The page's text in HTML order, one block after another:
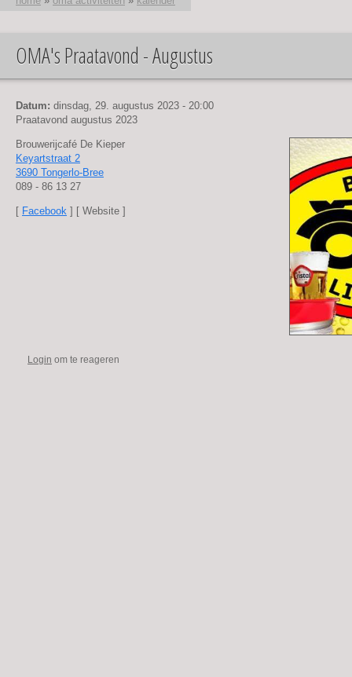
U bent hier
OMA's Praatavond - Augustus
Datum: dinsdag, 29. augustus 2023 - 20:00
Praatavond augustus 2023
Brouwerijcafé De Kieper
Keyartstraat 2
3690 Tongerlo-Bree
089 - 86 13 27
[ Facebook ] [ Website ]
Login om te reageren